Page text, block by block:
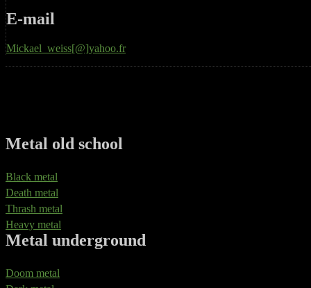
E-mail
Mickael_weiss[@]yahoo.fr
Metal old school
Black metal
Death metal
Thrash metal
Heavy metal
Metal underground
Doom metal